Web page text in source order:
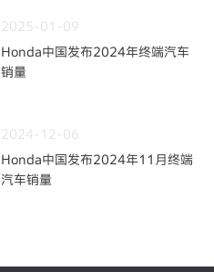
2025-01-09
Honda中国发布2024年终端汽车
销量
2024-12-06
Honda中国发布2024年11月终端
汽车销量